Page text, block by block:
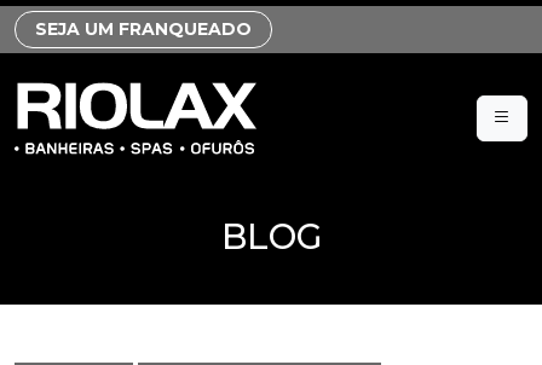
SEJA UM FRANQUEADO
BLOG